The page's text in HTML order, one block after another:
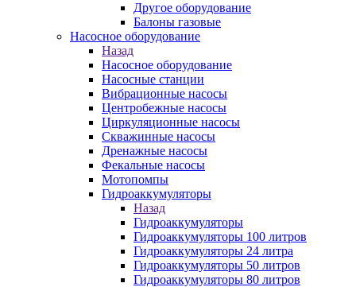
Другое оборудование
Балоны газовые
Насосное оборудование
Назад
Насосное оборудование
Насосные станции
Вибрационные насосы
Центробежные насосы
Циркуляционные насосы
Скважинные насосы
Дренажные насосы
Фекальные насосы
Мотопомпы
Гидроаккумуляторы
Назад
Гидроаккумуляторы
Гидроаккумуляторы 100 литров
Гидроаккумуляторы 24 литра
Гидроаккумуляторы 50 литров
Гидроаккумуляторы 80 литров